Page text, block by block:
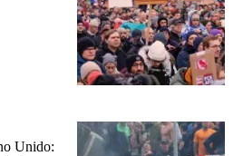
Unido: